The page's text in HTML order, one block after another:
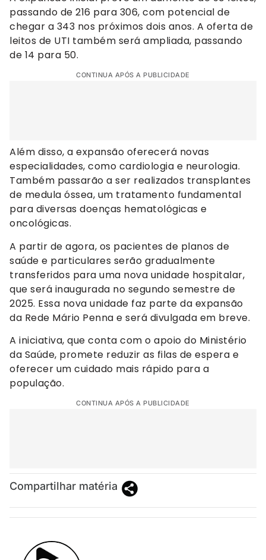
passando de 216 para 306, com potencial de
chegar a 343 nos próximos dois anos. A oferta de
leitos de UTI também será ampliada, passando
de 14 para 50.
CONTINUA APÓS A PUBLICIDADE
Além disso, a expansão oferecerá novas
especialidades, como cardiologia e neurologia.
Também passarão a ser realizados transplantes
de medula óssea, um tratamento fundamental
para diversas doenças hematológicas e
oncológicas.
A partir de agora, os pacientes de planos de
saúde e particulares serão gradualmente
transferidos para uma nova unidade hospitalar,
que será inaugurada no segundo semestre de
2025. Essa nova unidade faz parte da expansão
da Rede Mário Penna e será divulgada em breve.
A iniciativa, que conta com o apoio do Ministério
da Saúde, promete reduzir as filas de espera e
oferecer um cuidado mais rápido para a
população.
CONTINUA APÓS A PUBLICIDADE
Compartilhar matéria